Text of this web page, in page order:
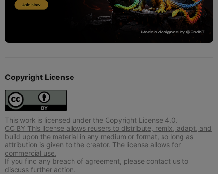
Copyright License
This work is licensed under the Copyright License 4.0.
CC BY This license allows reusers to distribute, remix, adapt, and
build upon the material in any medium or format, so long as
attribution is given to the creator. The license allows for
commercial use.
If you find any breach of agreement, please contact us to
discuss further action.